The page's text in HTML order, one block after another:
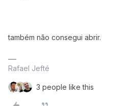
também não consegui abrir.
Rafael Jefté
3 people like this